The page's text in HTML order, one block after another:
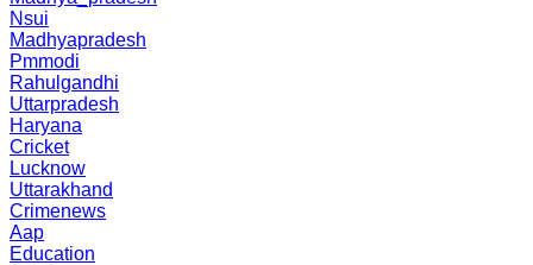
Nsui
Madhyapradesh
Pmmodi
Rahulgandhi
Uttarpradesh
Haryana
Cricket
Lucknow
Uttarakhand
Crimenews
Aap
Education